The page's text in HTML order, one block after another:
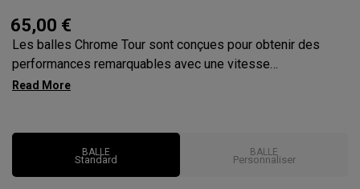
65,00 €
Les balles Chrome Tour sont conçues pour obtenir des
performances remarquables avec une vitesse
exceptionnelle, un vol de balle constant, un spin incroyable
BALLE
Standard
BALLE
Personnaliser